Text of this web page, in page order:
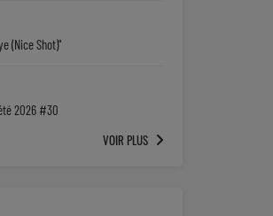
(Nice Shot)"
2026 #30
VOIR PLUS